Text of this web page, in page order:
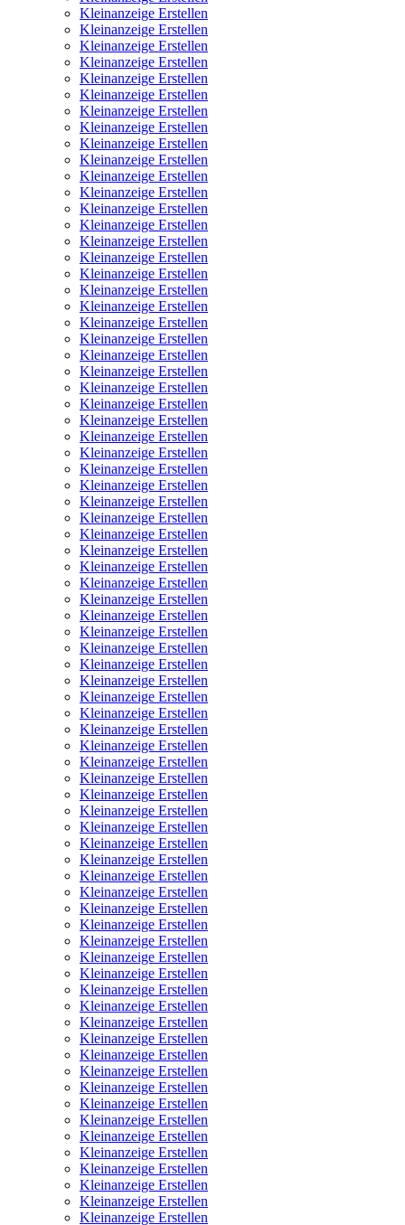
Kleinanzeige Erstellen
Kleinanzeige Erstellen
Kleinanzeige Erstellen
Kleinanzeige Erstellen
Kleinanzeige Erstellen
Kleinanzeige Erstellen
Kleinanzeige Erstellen
Kleinanzeige Erstellen
Kleinanzeige Erstellen
Kleinanzeige Erstellen
Kleinanzeige Erstellen
Kleinanzeige Erstellen
Kleinanzeige Erstellen
Kleinanzeige Erstellen
Kleinanzeige Erstellen
Kleinanzeige Erstellen
Kleinanzeige Erstellen
Kleinanzeige Erstellen
Kleinanzeige Erstellen
Kleinanzeige Erstellen
Kleinanzeige Erstellen
Kleinanzeige Erstellen
Kleinanzeige Erstellen
Kleinanzeige Erstellen
Kleinanzeige Erstellen
Kleinanzeige Erstellen
Kleinanzeige Erstellen
Kleinanzeige Erstellen
Kleinanzeige Erstellen
Kleinanzeige Erstellen
Kleinanzeige Erstellen
Kleinanzeige Erstellen
Kleinanzeige Erstellen
Kleinanzeige Erstellen
Kleinanzeige Erstellen
Kleinanzeige Erstellen
Kleinanzeige Erstellen
Kleinanzeige Erstellen
Kleinanzeige Erstellen
Kleinanzeige Erstellen
Kleinanzeige Erstellen
Kleinanzeige Erstellen
Kleinanzeige Erstellen
Kleinanzeige Erstellen
Kleinanzeige Erstellen
Kleinanzeige Erstellen
Kleinanzeige Erstellen
Kleinanzeige Erstellen
Kleinanzeige Erstellen
Kleinanzeige Erstellen
Kleinanzeige Erstellen
Kleinanzeige Erstellen
Kleinanzeige Erstellen
Kleinanzeige Erstellen
Kleinanzeige Erstellen
Kleinanzeige Erstellen
Kleinanzeige Erstellen
Kleinanzeige Erstellen
Kleinanzeige Erstellen
Kleinanzeige Erstellen
Kleinanzeige Erstellen
Kleinanzeige Erstellen
Kleinanzeige Erstellen
Kleinanzeige Erstellen
Kleinanzeige Erstellen
Kleinanzeige Erstellen
Kleinanzeige Erstellen
Kleinanzeige Erstellen
Kleinanzeige Erstellen
Kleinanzeige Erstellen
Kleinanzeige Erstellen
Kleinanzeige Erstellen
Kleinanzeige Erstellen
Kleinanzeige Erstellen
Kleinanzeige Erstellen